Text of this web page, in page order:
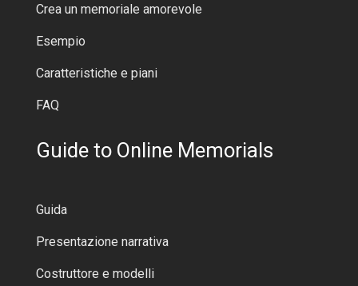
Crea un memoriale amorevole
Esempio
Caratteristiche e piani
FAQ
Guide to Online Memorials
Guida
Presentazione narrativa
Costruttore e modelli